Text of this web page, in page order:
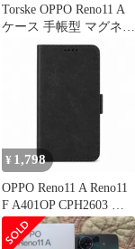
Torske OPPO Reno11 A
ケース 手帳型 マグネッ
ト開閉 カード収納 スタ
¥ 1,798
OPPO Reno11 A Reno11
F A401OP CPH2603 ケ
ース カバー 手帳型 レ
ザー調 Reno11 Aケース